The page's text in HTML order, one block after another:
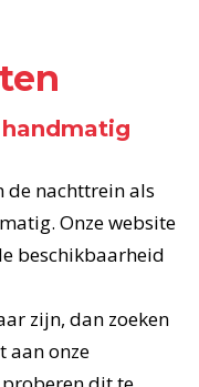
de nachttrein als
Onze website
beschikbaarheid
zijn, dan zoeken
aan onze